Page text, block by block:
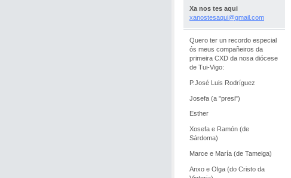
Xa nos tes aqui
xanostesaqui@gmail.com
Quero ter un recordo especial
ós meus compañeiros da
primeira CXD da nosa diócese
de Tui-Vigo:
P.José Luis Rodríguez
Josefa (a "presi")
Esther
Xosefa e Ramón (de
Sárdoma)
Marce e María (de Tameiga)
Anxo e Olga (do Cristo da